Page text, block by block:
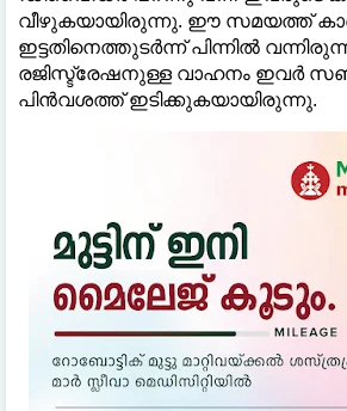
വീഴുകയായിരുന്നു. ഈ സമയത്ത് കാർ
ഇട്ടതിനെത്തുടർന്ന് പിന്നില്‍ വന്നിരുന്ന
രജിസ്ട്രേഷനുള്ള വാഹനം ഇവർ
പിൻവശത്ത് ഇടിക്കുകയായിരുന്നു.